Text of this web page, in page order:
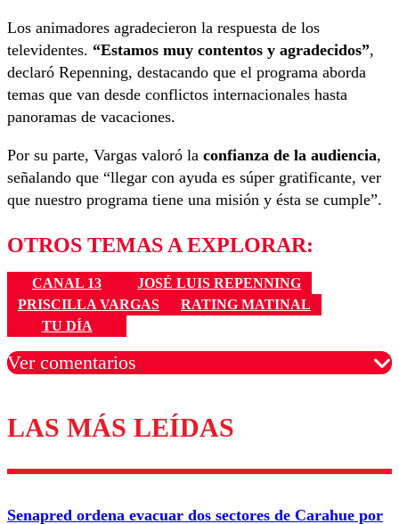
Los animadores agradecieron la respuesta de los
televidentes. “Estamos muy contentos y agradecidos”,
declaró Repenning, destacando que el programa aborda
temas que van desde conflictos internacionales hasta
panoramas de vacaciones.
Por su parte, Vargas valoró la confianza de la audiencia,
señalando que “llegar con ayuda es súper gratificante, ver
que nuestro programa tiene una misión y ésta se cumple”.
OTROS TEMAS A EXPLORAR:
CANAL 13
JOSÉ LUIS REPENNING
PRISCILLA VARGAS
RATING MATINAL
TU DÍA
Ver comentarios
Los comentarios son moderados para garantizar un
diálogo respetuoso.
Nombre
Correo
LAS MÁS LEÍDAS
Senapred ordena evacuar dos sectores de Carahue por